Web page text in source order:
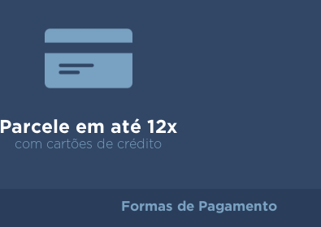
Parcele em até 12x
com cartões de crédito
Formas de Pagamento